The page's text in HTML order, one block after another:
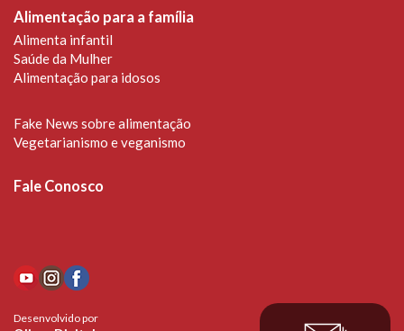
Alimentação para a família
Alimenta infantil
Saúde da Mulher
Alimentação para idosos
Fake News sobre alimentação
Vegetarianismo e veganismo
Fale Conosco
Desenvolvido por